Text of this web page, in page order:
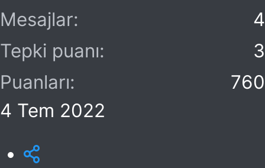
Mesajlar
4
Tepki puanı
3
Puanları
760
4 Tem 2022